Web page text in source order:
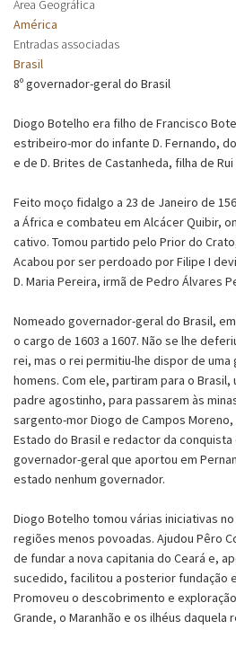
Área Geográfica
América
Entradas associadas
Brasil
8º governador-geral do Brasil
Diogo Botelho era filho de Francisco
estribeiro-mor do infante D. Fernando,
e de D. Brites de Castanheda, filha de
Feito moço fidalgo a 23 de Janeiro de
a África e combateu em Alcácer Quibir,
cativo. Tomou partido pelo Prior do
Acabou por ser perdoado por Filipe I
D. Maria Pereira, irmã de Pedro Álvares
Nomeado governador-geral do Brasil,
o cargo de 1603 a 1607. Não se lhe
rei, mas o rei permitiu-lhe dispor de
homens. Com ele, partiram para o Brasil,
padre agostinho, para passarem às
sargento-mor Diogo de Campos
Estado do Brasil e redactor da conquista
governador-geral que aportou em
estado nenhum governador.
Diogo Botelho tomou várias iniciativas
regiões menos povoadas. Ajudou Pêro
de fundar a nova capitania do Ceará e,
sucedido, facilitou a posterior fundação
Promoveu o descobrimento e
Grande, o Maranhão e os ilhéus daquela